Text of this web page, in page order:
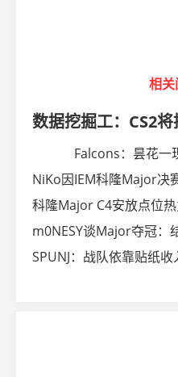
相关
Falcons：昙花一